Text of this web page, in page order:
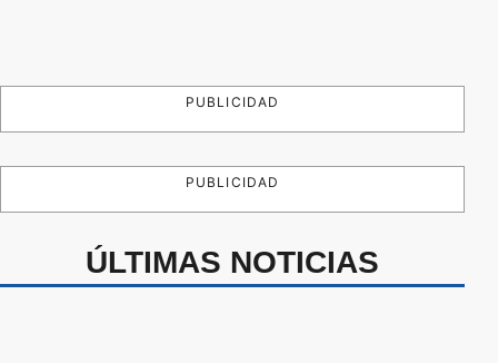
PUBLICIDAD
PUBLICIDAD
ÚLTIMAS NOTICIAS